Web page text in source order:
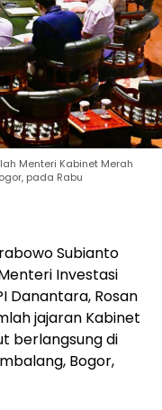
Menteri Kabinet Merah
pada Rabu
Subianto
Investasi
Danantara, Rosan
jajaran Kabinet
berlangsung di
Bogor,